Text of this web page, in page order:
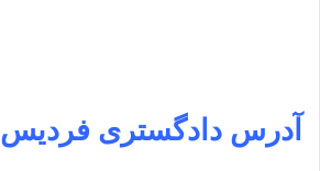
آدرس دادگستری فردیس